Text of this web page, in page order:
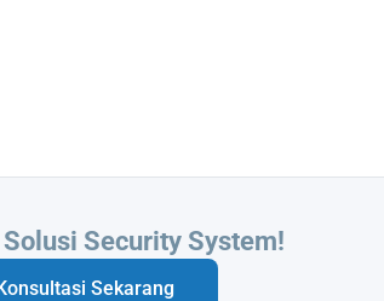
Sistem Anda?
Sekarang